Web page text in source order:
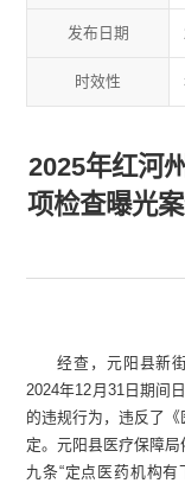
发布日期
时效性
2025年红河
项检查曝光
经查， 元阳县新
2024年12月 31日期间
的违规行为 ，违反了《
定。元阳县医疗保障局
九条“定点医药机构有